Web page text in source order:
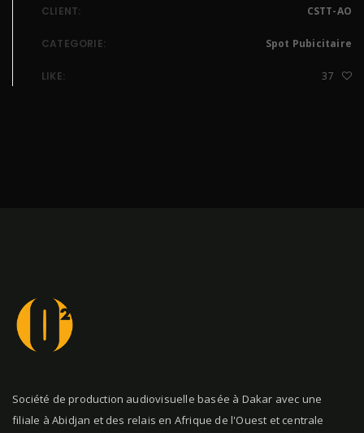
CLIENT: CSTT-AO
CATEGORIE: Spot Pubicitaire
LIKE: 37
Société de production audiovisuelle basée à Dakar avec une
filiale à Abidjan et des relais en Afrique de l'Ouest et centrale